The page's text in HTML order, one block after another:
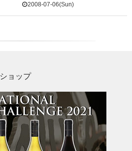
2008-07-06(Sun)
ョップ